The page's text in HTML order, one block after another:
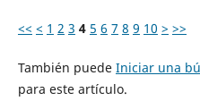
<< < 1 2 3 4 5 6 7 8 9 10 > >>
También puede Iniciar una
para este artículo.